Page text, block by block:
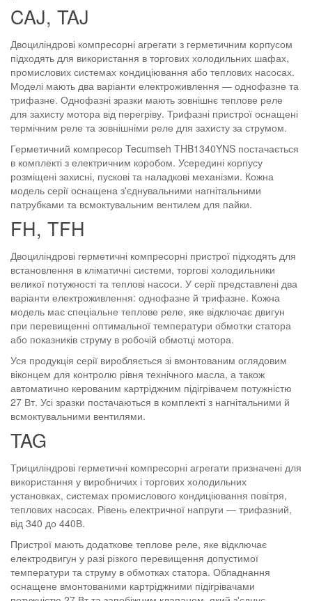
CAJ, TAJ
Двоциліндрові компресорні агрегати з герметичним корпусом
підходять для використання в торгових холодильних шафах,
промислових системах кондиціювання або теплових насосах.
Моделі мають два варіанти електроживлення — однофазне та
трифазне. Однофазні зразки мають зовнішнє теплове реле
для захисту мотора від перегріву. Трифазні пристрої оснащені
термічним реле та зовнішніми реле для захисту за струмом.
Герметичний компресор Tecumseh THB1340YNS постачається
в комплекті з електричним коробом. Усередині корпусу
розміщені захисні, пускові та наладкові механізми. Кожна
модель серії оснащена з'єднувальними нагнітальними
патрубками та всмоктувальним вентилем для пайки.
FH, TFH
Двоциліндрові герметичні компресорні пристрої підходять для
встановлення в кліматичні системи, торгові холодильники
великої потужності та теплові насоси. У серії представлені два
варіанти електроживлення: однофазне й трифазне. Кожна
модель має спеціальне теплове реле, яке відключає двигун
при перевищенні оптимальної температури обмотки статора
або показників струму в робочій обмотці мотора.
Уся продукція серії виробляється зі вмонтованим оглядовим
віконцем для контролю рівня технічного масла, а також
автоматично керованим картріджним підігрівачем потужністю
27 Вт. Усі зразки постачаються в комплекті з нагнітальними й
всмоктувальними вентилями.
TAG
Трициліндрові герметичні компресорні агрегати призначені для
використання у виробничих і торгових холодильних
установках, системах промислового кондиціювання повітря,
теплових насосах. Рівень електричної напруги — трифазний,
від 340 до 440В.
Пристрої мають додаткове теплове реле, яке відключає
електродвигун у разі різкого перевищення допустимої
температури та струму в обмотках статора. Обладнання
оснащене вмонтованими картріджними підігрівачами